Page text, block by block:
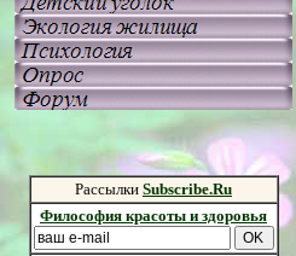
Рассылки Subscribe.Ru
Философия красоты и здоровья